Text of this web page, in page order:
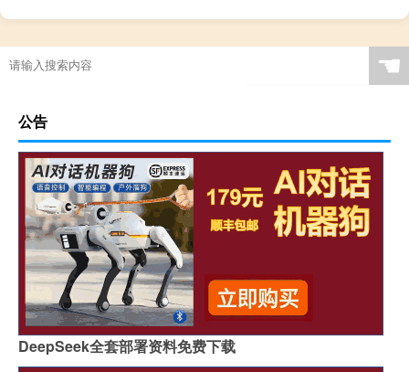
☚
公告
DeepSeek全套部署资料免费下载